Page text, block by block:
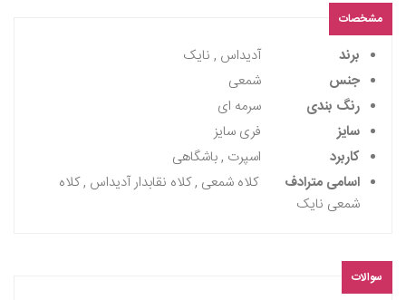
مشخصات
برند
آدیداس , نایک
جنس
شمعی
رنگ بندی
سرمه ای
سایز
فری سایز
کاربرد
اسپرت , باشگاهی
اسامی مترادف
کلاه شمعی , کلاه نقابدار آدیداس , کلاه
شمعی نایک
سوالات